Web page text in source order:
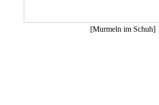
[Murmeln im Schuh]